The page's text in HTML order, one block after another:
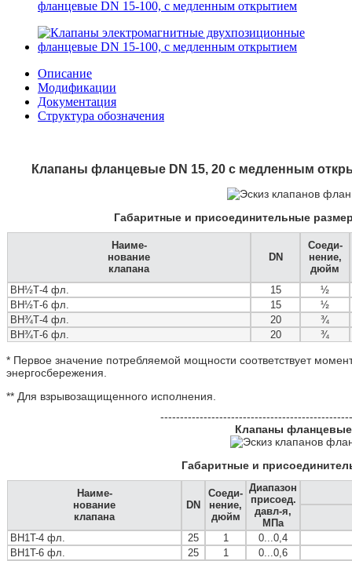
фланцевые DN 15-100, с медленным открытием
Описание
Модификации
Документация
Структура обозначения
Клапаны фланцевые DN 15, 20 с медленным
Габаритные и присоединительные
Наиме-
нование
клапана
DN
Соеди-
нение,
дюйм
ВН½Т-4 фл.
15
½
ВН½Т-6 фл.
15
½
ВН¾Т-4 фл.
20
¾
ВН¾Т-6 фл.
20 ¾
* Первое значение потребляемой мощности соответствует
энергосбережения.
** Для взрывозащищенного исполнения.
Клапаны
Габаритные и
Наиме-
нование
клапана
DN
Соеди-
нение,
дюйм
Диапазон
присоед.
давл-я,
МПа
ВН1T-4 фл.
25 1
0...0,4
ВН1T-6 фл.
25 1
0...0,6